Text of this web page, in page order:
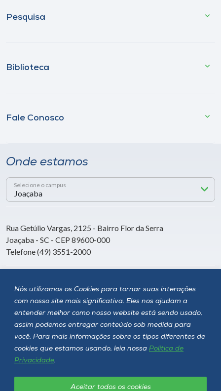
Nós utilizamos os Cookies para tornar suas interações
com nosso site mais significativa. Eles nos ajudam a
entender melhor como nosso website está sendo usado,
assim podemos entregar conteúdo sob medida para
você. Para mais informações sobre os tipos diferentes de
cookies que estamos usando, leia nossa Política de
Privacidade.
Aceitar todos os cookies
Pesquisa
Biblioteca
Fale Conosco
Onde estamos
Selecione o campus
Rua Getúlio Vargas, 2125 - Bairro Flor da Serra
Joaçaba - SC - CEP 89600-000
Telefone (49) 3551-2000
Siga a Unoesc